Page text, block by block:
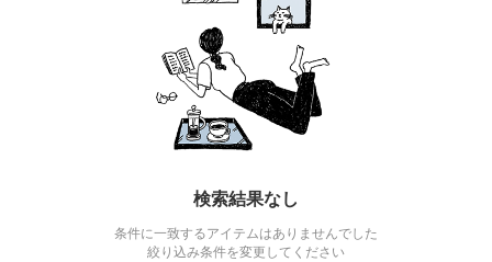
検索結果なし
条件に一致するアイテムはありませんでした
絞り込み条件を変更してください